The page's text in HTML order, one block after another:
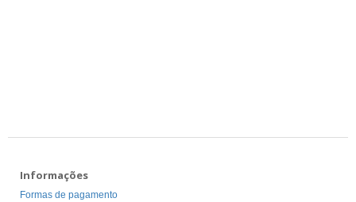
Informações
Formas de pagamento